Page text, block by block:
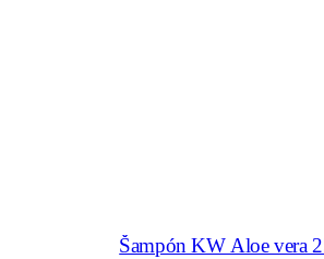
Šampón KW Aloe vera